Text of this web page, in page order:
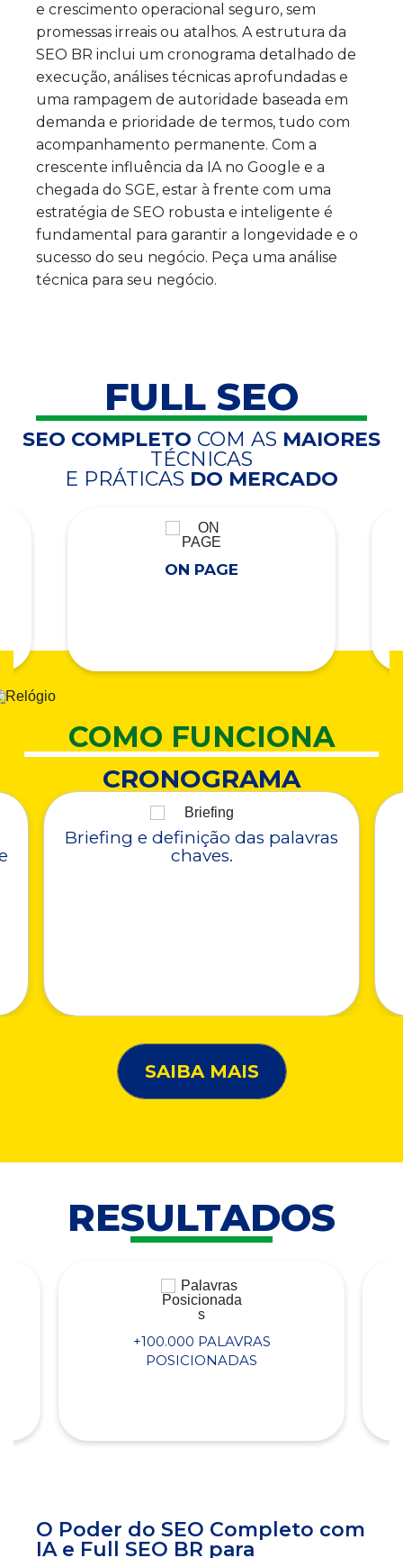
e crescimento operacional seguro, sem
promessas irreais ou atalhos. A estrutura da
SEO BR inclui um cronograma detalhado de
execução, análises técnicas aprofundadas e
uma rampagem de autoridade baseada em
demanda e prioridade de termos, tudo com
acompanhamento permanente. Com a
crescente influência da IA no Google e a
chegada do SGE, estar à frente com uma
estratégia de SEO robusta e inteligente é
fundamental para garantir a longevidade e o
sucesso do seu negócio. Peça uma análise
técnica para seu negócio.
FULL SEO
SEO COMPLETO COM AS MAIORES
TÉCNICAS
E PRÁTICAS DO MERCADO
ON PAGE
COMO FUNCIONA
CRONOGRAMA
Briefing e definição das palavras
chaves.
SAIBA MAIS
RESULTADOS
+100.000 PALAVRAS
POSICIONADAS
O Poder do SEO Completo com
IA e Full SEO BR para